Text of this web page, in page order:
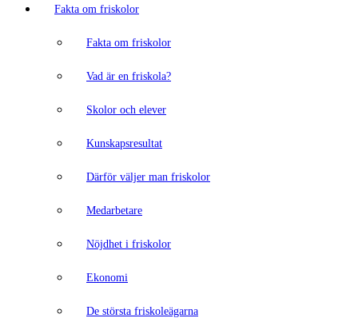
Fakta om friskolor
Fakta om friskolor
Vad är en friskola?
Skolor och elever
Kunskapsresultat
Därför väljer man friskolor
Medarbetare
Nöjdhet i friskolor
Ekonomi
De största friskoleägarna